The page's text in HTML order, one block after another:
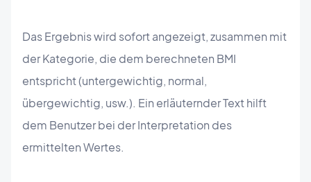
Das Ergebnis wird sofort angezeigt, zusammen mit
der Kategorie, die dem berechneten BMI
entspricht (untergewichtig, normal,
übergewichtig, usw.). Ein erläuternder Text hilft
dem Benutzer bei der Interpretation des
ermittelten Wertes.